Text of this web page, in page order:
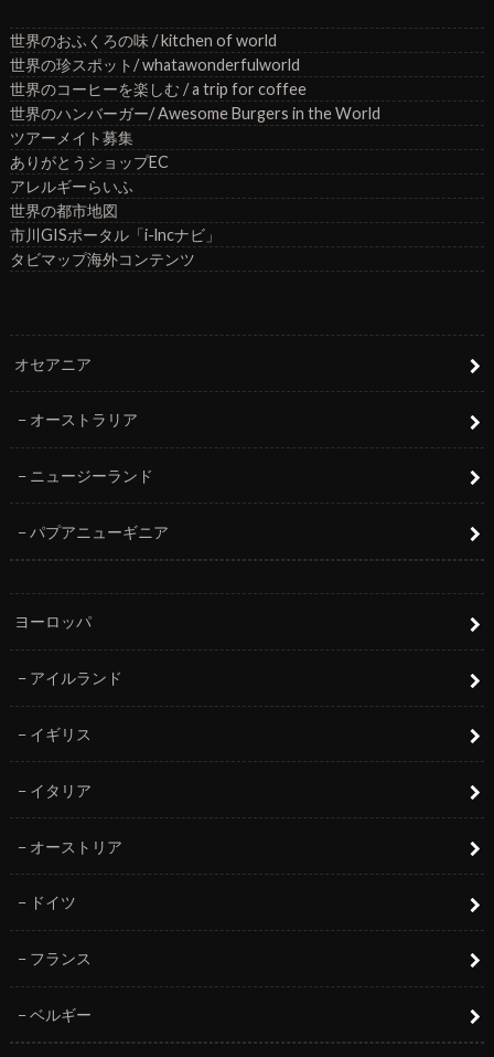
世界のおふくろの味 / kitchen of world
世界の珍スポット/ whatawonderfulworld
世界のコーヒーを楽しむ / a trip for coffee
世界のハンバーガー/ Awesome Burgers in the World
ツアーメイト募集
ありがとうショップEC
アレルギーらいふ
世界の都市地図
市川GISポータル「i-lncナビ」
タビマップ海外コンテンツ
オセアニア
オーストラリア
ニュージーランド
パプアニューギニア
ヨーロッパ
アイルランド
イギリス
イタリア
オーストリア
ドイツ
フランス
ベルギー